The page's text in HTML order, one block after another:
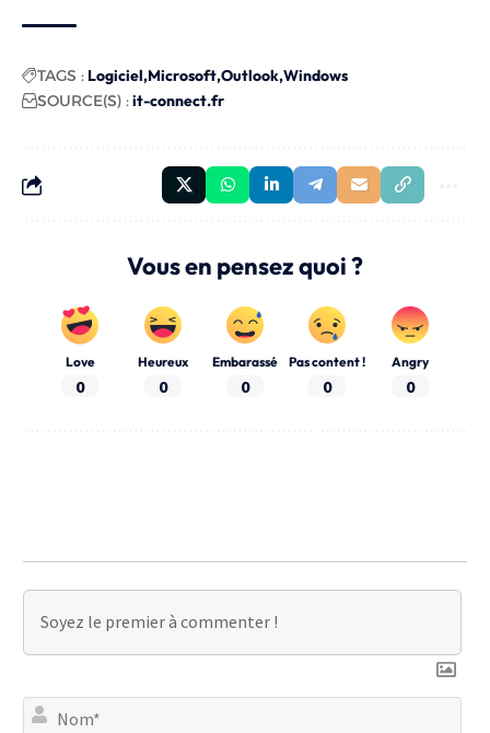
TAGS : Logiciel Microsoft Outlook Windows
SOURCE(S) :it-connect.fr
Vous en pensez quoi ?
Love
0
Heureux
0
Embarassé
0
Pas content !
0
Angry
0